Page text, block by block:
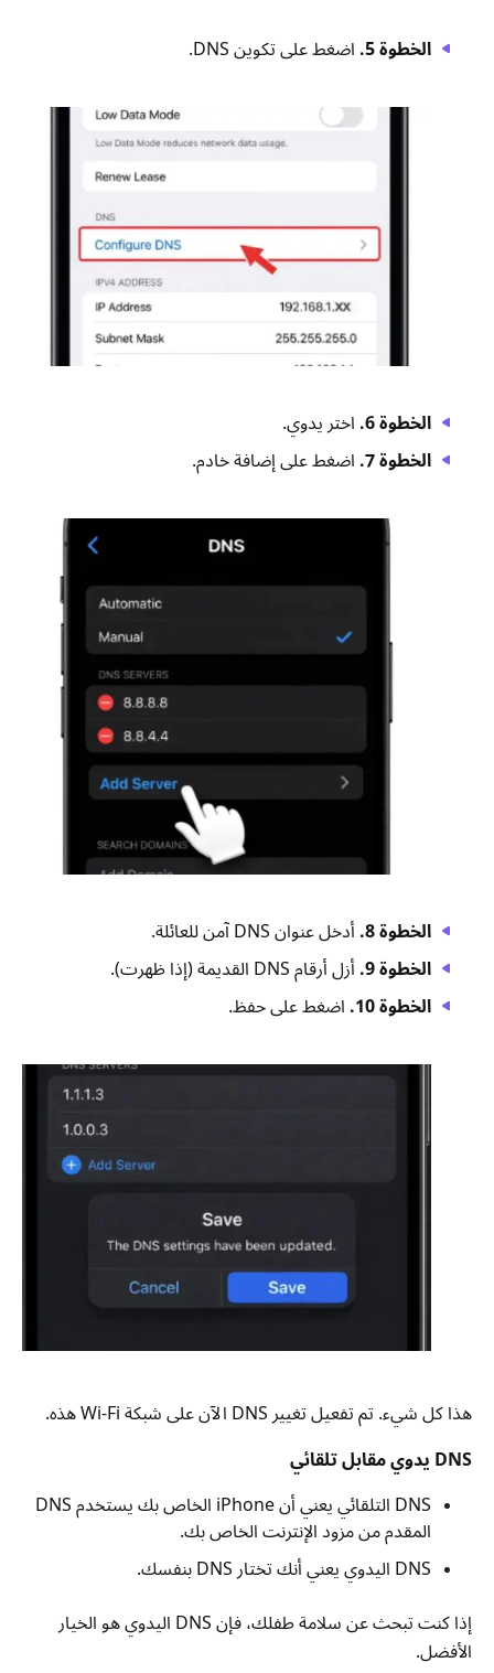
الخطوة 5. اضغط على تكوين DNS.
الخطوة 6.
اختر يدوي.
الخطوة 7.
اضغط على إضافة خادم.
الخطوة 8.
أدخل عنوان DNS آمن للعائلة.
الخطوة 9.
أزل أرقام DNS القديمة (إذا ظهرت).
الخطوة 10.
اضغط على حفظ.
هذا كل شيء. تم تفعيل تغيير DNS الآن على شبكة Wi-Fi هذه.
DNS يدوي مقابل تلقائي
DNS التلقائي يعني أن iPhone الخاص بك يستخدم DNS
المقدم من مزود الإنترنت الخاص بك.
DNS اليدوي يعني أنك تختار DNS بنفسك.
إذا كنت تبحث عن سلامة طفلك، فإن DNS اليدوي هو الخيار
الأفضل.